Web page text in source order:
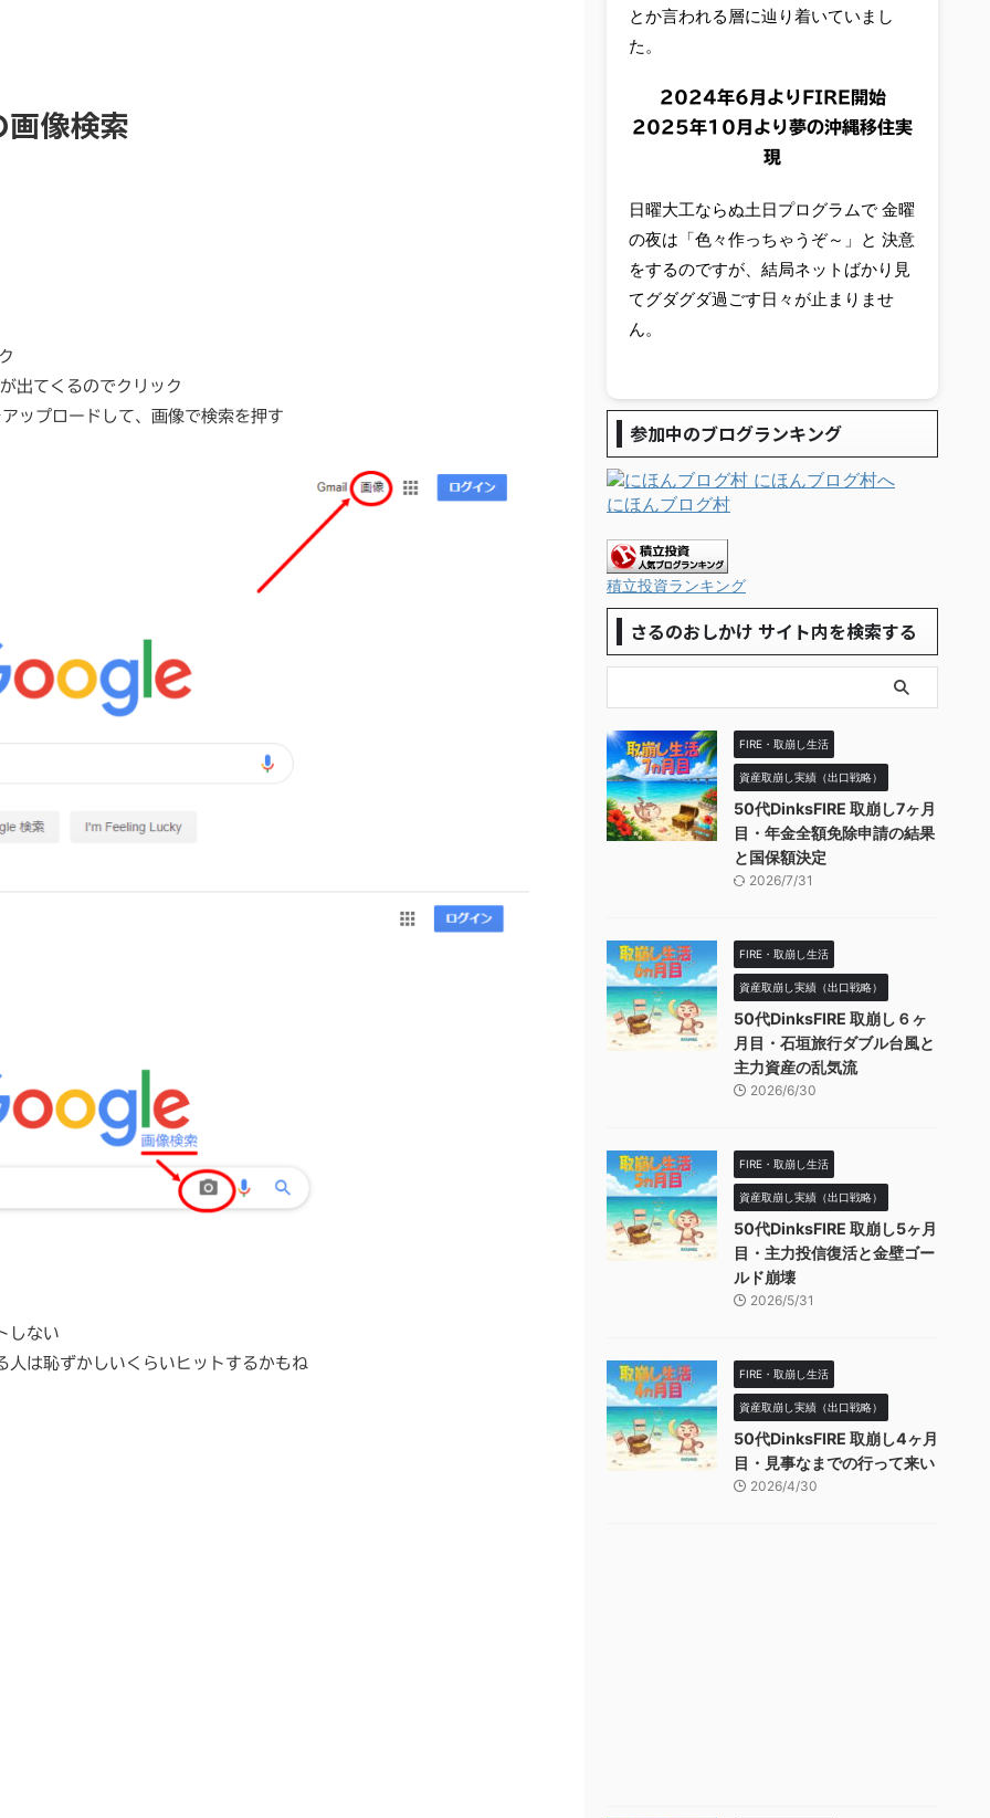
像検索
が出てくるのでクリック
ップロードして、画像で検索を押す
しない
人は恥ずかしいくらいヒットするかもね
とか言われる層に辿り着いていまし
た。
2024年6月よりFIRE開始
2025年10月より夢の沖縄移住実
現
日曜大工ならぬ土日プログラムで 金曜
の夜は「色々作っちゃうぞ～」と 決意
をするのですが、結局ネットばかり見
てグダグダ過ごす日々が止まりませ
ん。
参加中のブログランキング
にほんブログ村
積立投資ランキング
さるのおしかけ サイト内を検索する
FIRE・取崩し生活
資産取崩し実績（出口戦略）
50代DinksFIRE 取崩し7ヶ月
目・年金全額免除申請の結果
と国保額決定
2026/7/31
FIRE・取崩し生活
資産取崩し実績（出口戦略）
50代DinksFIRE 取崩し６ヶ
月目・石垣旅行ダブル台風と
主力資産の乱気流
2026/6/30
FIRE・取崩し生活
資産取崩し実績（出口戦略）
50代DinksFIRE 取崩し5ヶ月
目・主力投信復活と金壁ゴー
ルド崩壊
2026/5/31
FIRE・取崩し生活
資産取崩し実績（出口戦略）
50代DinksFIRE 取崩し4ヶ月
目・見事なまでの行って来い
2026/4/30